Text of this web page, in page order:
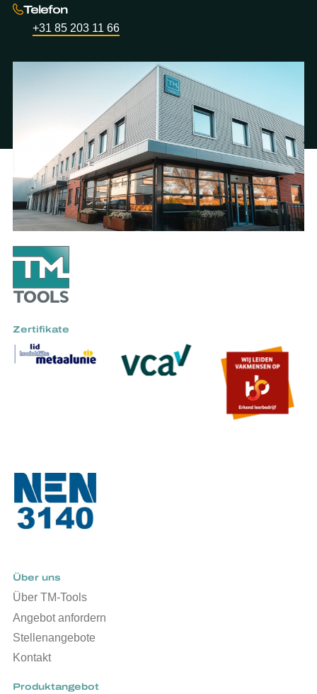
Telefon
+31 85 203 11 66
Zertifikate
Über uns
Über TM-Tools
Angebot anfordern
Stellenangebote
Kontakt
Produktangebot